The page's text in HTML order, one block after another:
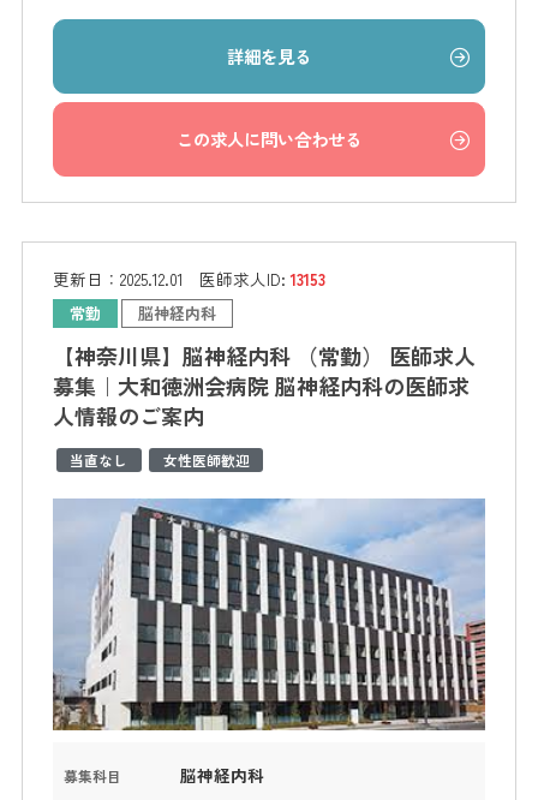
詳細を見る
この求人に問い合わせる
更新日： 2025.12.01 医師求人ID:13153
常勤 脳神経内科
【神奈川県】脳神経内科 （常勤） 医師求人
募集｜大和徳洲会病院 脳神経内科の医師求
人情報のご案内
当直なし 女性医師歓迎
募集科目 脳神経内科